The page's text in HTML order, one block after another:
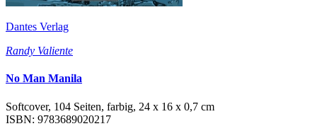
Dantes Verlag
Randy Valiente
No Man Manila
Softcover, 104 Seiten, farbig, 24 x 16 x 0,7 cm
ISBN: 9783689020217